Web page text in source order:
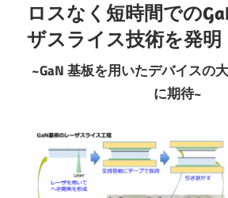
ロスなく短時間での
ザスライス技術を発明
~GaN 基板を用いたデバイスの
に期待~